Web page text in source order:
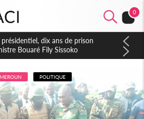
0
principaux acheteurs des
Dangote en juillet
POLITIQUE